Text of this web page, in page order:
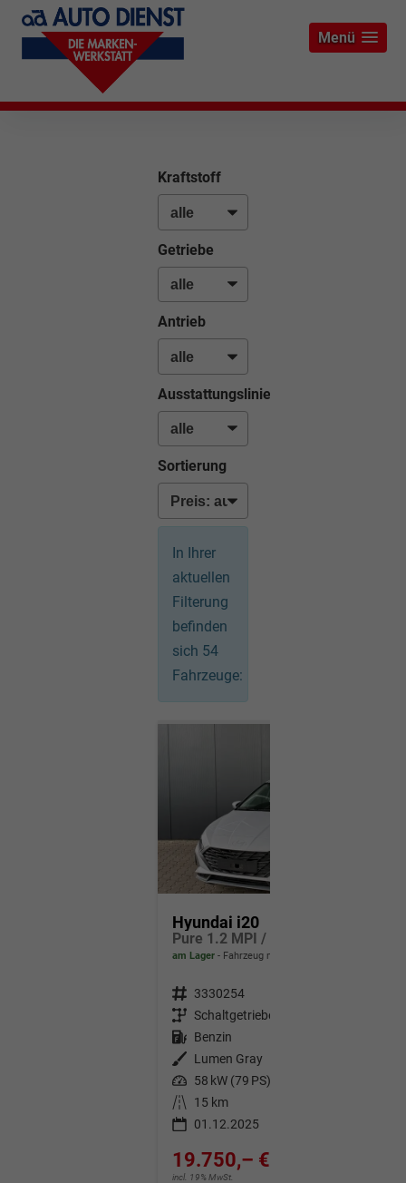
Menü
Kraftstoff
Getriebe
Antrieb
Ausstattungslinie
Sortierung
In Ihrer
aktuellen
Filterung
befinden
sich 54
Fahrzeuge:
Hyundai i20
am Lager Fahrzeug mit Tageszulassung
Fahrzeugnr. 3330254
Getriebe Schaltgetriebe
Kraftstoff Benzin
Außenfarbe
Lumen Gray
Leistung 58 kW (79 PS)
Kilometerstand
15 km
01.12.2025
19.750,– €
incl. 19% MwSt.